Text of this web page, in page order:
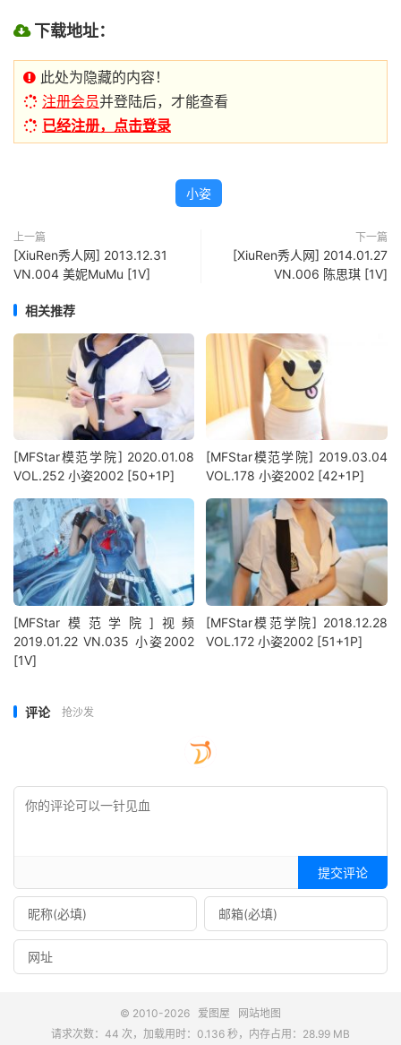
下载地址：
此处为隐藏的内容！
注册会员并登陆后，才能查看
已经注册，点击登录
小姿
上一篇
[XiuRen秀人网] 2013.12.31
VN.004 美妮MuMu [1V]
下一篇
[XiuRen秀人网] 2014.01.27
VN.006 陈思琪 [1V]
相关推荐
[MFStar模范学院] 2020.01.08
VOL.252 小姿2002 [50+1P]
[MFStar模范学院] 2019.03.04
VOL.178 小姿2002 [42+1P]
[MFStar模范学院]视频
2019.01.22 VN.035 小姿2002
[1V]
[MFStar模范学院] 2018.12.28
VOL.172 小姿2002 [51+1P]
评论 抢沙发
提交评论
© 2010-2026 爱图屋
网站地图
请求次数：44 次，加载用时：0.136 秒，内存占用：28.99 MB